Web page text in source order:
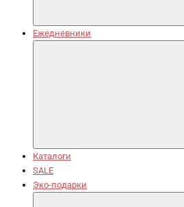
Ежедневники
Каталоги
SALE
Эко-подарки